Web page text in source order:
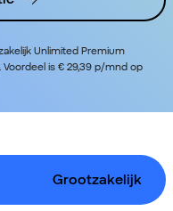
Unlimited Premium
is € 29,39 p/mnd op
Grootzakelijk